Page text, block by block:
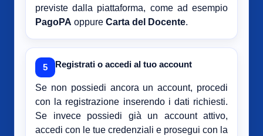
previste dalla piattaforma, come ad esempio
PagoPA oppure Carta del Docente.
5 Registrati o accedi al tuo account
Se non possiedi ancora un account, procedi
con la registrazione inserendo i dati richiesti.
Se invece possiedi già un account attivo,
accedi con le tue credenziali e prosegui con la